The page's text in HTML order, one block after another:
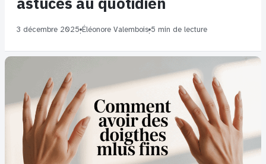
3 décembre 2025·Éléonore Valembois·5 min de lecture